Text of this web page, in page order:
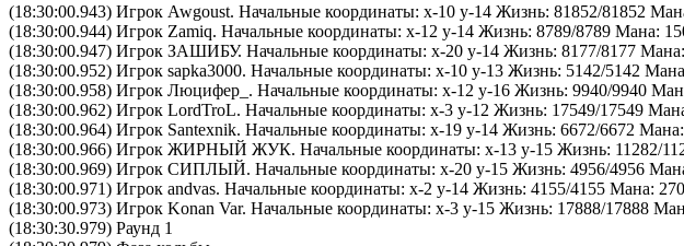
(18:30:00.943) Игрок Awgoust. Начальные координаты: x-10 y-14 Жизнь: 81852/81852
(18:30:00.944) Игрок Zamiq. Начальные координаты: x-12 y-14 Жизнь: 8789/8789 Мана:
(18:30:00.947) Игрок ЗАШИБУ. Начальные координаты: x-20 y-14 Жизнь: 8177/8177 Мана:
(18:30:00.952) Игрок sapka3000. Начальные координаты: x-10 y-13 Жизнь: 5142/5142
(18:30:00.958) Игрок Люцифер_. Начальные координаты: x-12 y-16 Жизнь: 9940/9940
(18:30:00.962) Игрок LordTroL. Начальные координаты: x-3 y-12 Жизнь: 17549/17549
(18:30:00.964) Игрок Santexnik. Начальные координаты: x-19 y-14 Жизнь: 6672/6672
(18:30:00.966) Игрок ЖИРНЫЙ ЖУК. Начальные координаты: x-13 y-15 Жизнь: 11282/
(18:30:00.969) Игрок СИПЛЫЙ. Начальные координаты: x-20 y-15 Жизнь: 4956/4956
(18:30:00.971) Игрок andvas. Начальные координаты: x-2 y-14 Жизнь: 4155/4155 Мана:
(18:30:00.973) Игрок Konan Var. Начальные координаты: x-3 y-15 Жизнь: 17888/17888
(18:30:30.979) Раунд 1